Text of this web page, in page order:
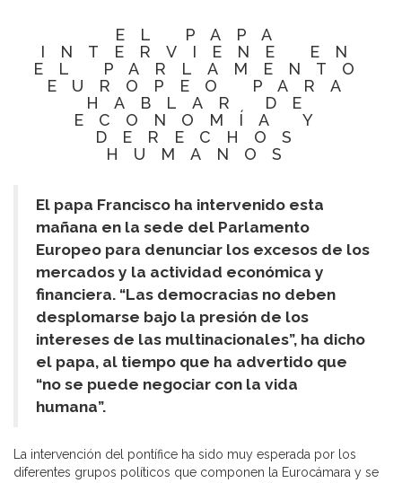
EL PAPA
INTERVIENE EN
EL PARLAMENTO
EUROPEO PARA
HABLAR DE
ECONOMÍA Y
DERECHOS
HUMANOS
El papa Francisco ha intervenido esta
mañana en la sede del Parlamento
Europeo para denunciar los excesos de los
mercados y la actividad económica y
financiera. “Las democracias no deben
desplomarse bajo la presión de los
intereses de las multinacionales”, ha dicho
el papa, al tiempo que ha advertido que
“no se puede negociar con la vida
humana”.
La intervención del pontífice ha sido muy esperada por los
diferentes grupos políticos que componen la Eurocámara y se